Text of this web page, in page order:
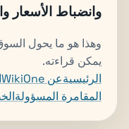
وانضباط الأسعار
وهذا هو ما يحول
يمكن قراءته.
الرئيسيةعن WikiOne
المقامرة المسؤولة